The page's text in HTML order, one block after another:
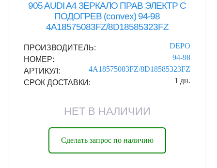
905 AUDI A4 ЗЕРКАЛО ПРАВ ЭЛЕКТР С
ПОДОГРЕВ (convex) 94-98
4A18575083FZ/8D18585323FZ
ПРОИЗВОДИТЕЛЬ:
DEPO
НОМЕР:
94-98
АРТИКУЛ:
4A18575083FZ/8D18585323FZ
СРОК ДОСТАВКИ:
1 дн.
НЕТ В НАЛИЧИИ
Сделать запрос по наличию